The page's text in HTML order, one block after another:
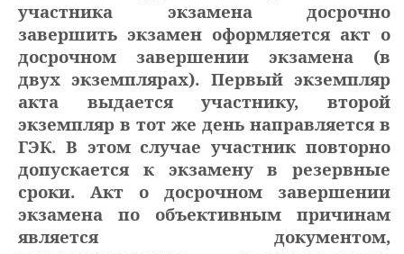
участника экзамена досрочно
завершить экзамен оформляется акт о
досрочном завершении экзамена (в
двух экземплярах). Первый экземпляр
акта выдается участнику, второй
экземпляр в тот же день направляется в
ГЭК. В этом случае участник повторно
допускается к экзамену в резервные
сроки. Акт о досрочном завершении
экзамена по объективным причинам
является документом,